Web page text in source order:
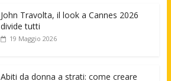
John Travolta, il look a Cannes 2026
divide tutti
19 Maggio 2026
Abiti da donna a strati: come creare